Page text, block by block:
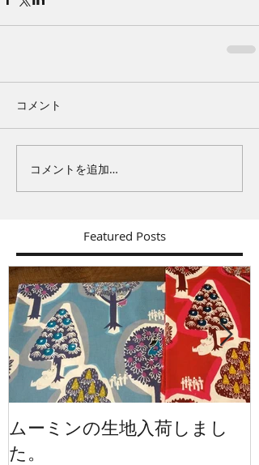
コメント
コメントを追加…
Featured Posts
ムーミンの生地入荷しまし
た。